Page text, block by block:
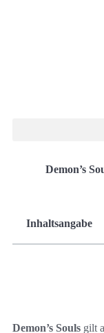
Demon’s
Inhaltsangabe
Demon’s Souls gilt